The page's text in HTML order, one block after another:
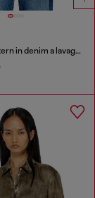
Camicia western in denim a lavaggio pulito